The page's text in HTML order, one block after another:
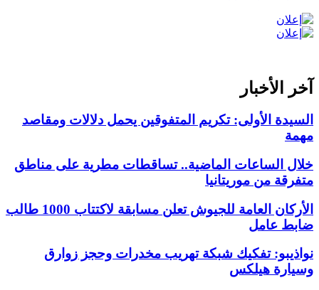
آخر الأخبار
السيدة الأولى: تكريم المتفوقين يحمل دلالات ومقاصد
مهمة
خلال الساعات الماضية.. تساقطات مطرية على مناطق
متفرقة من موريتانيا
الأركان العامة للجيوش تعلن مسابقة لاكتتاب 1000 طالب
ضابط عامل
نواذيبو: تفكيك شبكة تهريب مخدرات وحجز زوارق
وسيارة هيلكس